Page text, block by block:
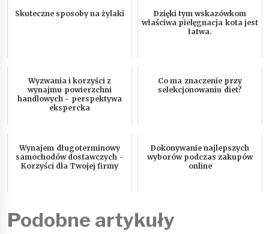
Skuteczne sposoby na żylaki
Dzięki tym wskazówkom
właściwa pielęgnacja kota jest
łatwa.
Wyzwania i korzyści z
wynajmu powierzchni
handlowych - perspektywa
ekspercka
Co ma znaczenie przy
selekcjonowaniu diet?
Wynajem długoterminowy
samochodów dostawczych -
Korzyści dla Twojej firmy
Dokonywanie najlepszych
wyborów podczas zakupów
online
Podobne artykuły